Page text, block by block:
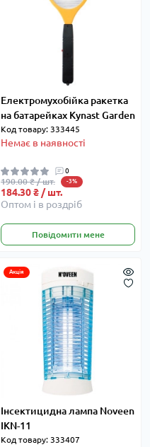
Електромухобійка ракетка
на батарейках Kynast Garden
Код товару: 333445
Немає в наявності
0
190.00 ₴ / шт. -3%
184.30 ₴ / шт.
Оптом і в роздріб
Повідомити мене
Акція
Інсектицидна лампа Noveen
IKN-11
Код товару: 333407